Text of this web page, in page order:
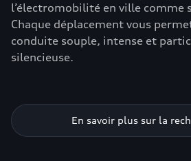
l’électromobilité en ville comme
Chaque déplacement vous
conduite souple, intense et
silencieuse.
En savoir plus sur la